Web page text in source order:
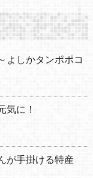
よしかタンポポコ
気に！
が手掛ける特産